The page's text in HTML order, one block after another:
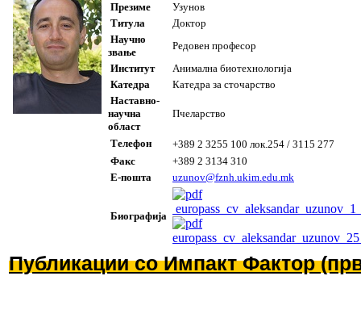
Презиме
Узунов
Титула
Доктор
Научно
звање
Редовен професор
Институт
Анимална биотехнологија
Катедра
Катедра за сточарство
Наставно-
научна
област
Пчеларство
Телефон +389 2 3255 100 лок.254 / 3115 277
Факс
+389 2 3134 310
Е-пошта
uzunov@fznh.ukim.edu.mk
Биографија
Публикации со Импакт Фактор